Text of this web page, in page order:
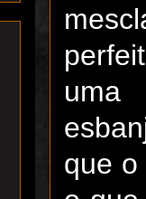
uma
que o